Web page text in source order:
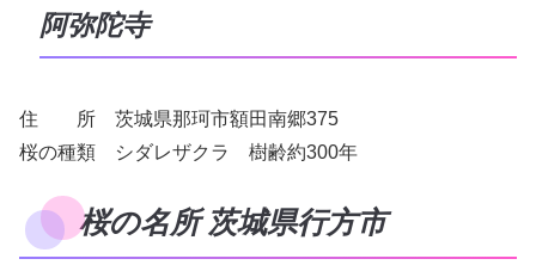
阿弥陀寺
住 所 茨城県那珂市額田南郷375
桜の種類 シダレザクラ 樹齢約300年
桜の名所 茨城県行方市